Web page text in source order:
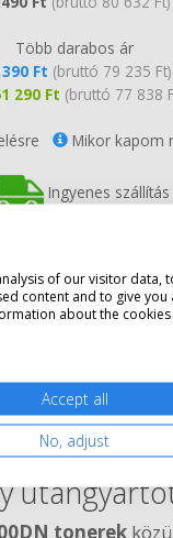
Több darabos ár
Ft (bruttó 79 235
290 Ft (bruttó 77 838
Mikor kapom
Ingyenes szállítás
Nem rendelhető
(C4182X),
tonerek
of our visitor data,
content and to give you
about the
Accept all
No, adjust